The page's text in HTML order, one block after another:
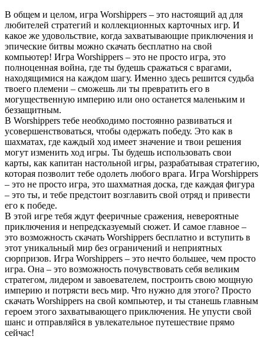
В общем и целом, игра Worshippers – это настоящий ад для
любителей стратегий и коллекционных карточных игр. И
какое же удовольствие, когда захватывающие приключения и
эпические битвы можно скачать бесплатно на свой
компьютер! Игра Worshippers – это не просто игра, это
полноценная война, где ты будешь сражаться с врагами,
находящимися на каждом шагу. Именно здесь решится судьба
твоего племени – сможешь ли ты превратить его в
могущественную империю или оно останется маленьким и
беззащитным.
В Worshippers тебе необходимо постоянно развиваться и
усовершенствоваться, чтобы одержать победу. Это как в
шахматах, где каждый ход имеет значение и твои решения
могут изменить ход игры. Ты будешь использовать свои
карты, как капитан настольной игры, разрабатывая стратегию,
которая позволит тебе одолеть любого врага. Игра Worshippers
– это не просто игра, это шахматная доска, где каждая фигура
– это ты, и тебе предстоит возглавить свой отряд и привести
его к победе.
В этой игре тебя ждут фееричные сражения, невероятные
приключения и непредсказуемый сюжет. И самое главное –
это возможность скачать Worshippers бесплатно и вступить в
этот уникальный мир без ограничений и неприятных
сюрпризов. Игра Worshippers – это нечто большее, чем просто
игра. Она – это возможность почувствовать себя великим
стратегом, лидером и завоевателем, построить свою мощную
империю и потрясти весь мир. Что нужно для этого? Просто
скачать Worshippers на свой компьютер, и ты станешь главным
героем этого захватывающего приключения. Не упусти свой
шанс и отправляйся в увлекательное путешествие прямо
сейчас!